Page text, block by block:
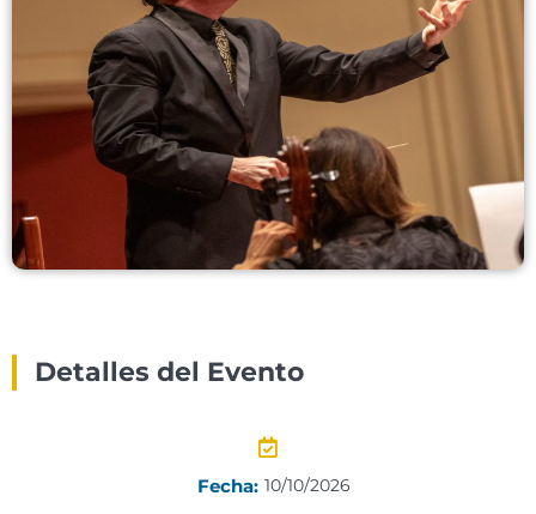
Detalles del Evento
Fecha: 10/10/2026